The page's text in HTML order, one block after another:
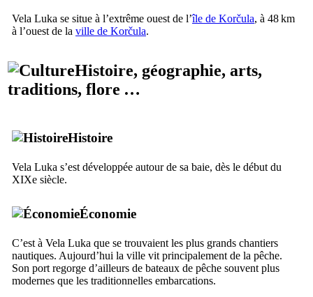
Vela Luka se situe à l’extrême ouest de l’île de Korčula, à 48 km
à l’ouest de la ville de Korčula.
Histoire, géographie, arts,
traditions, flore …
Histoire
Vela Luka s’est développée autour de sa baie, dès le début du
XIXe siècle.
Économie
C’est à Vela Luka que se trouvaient les plus grands chantiers
nautiques. Aujourd’hui la ville vit principalement de la pêche.
Son port regorge d’ailleurs de bateaux de pêche souvent plus
modernes que les traditionnelles embarcations.